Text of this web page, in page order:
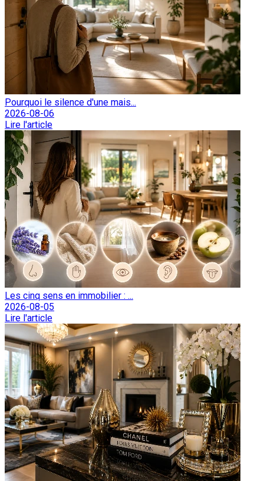
Pourquoi le silence d'une mais...
2026-08-06
Lire l'article
Les cinq sens en immobilier : ...
2026-08-05
Lire l'article